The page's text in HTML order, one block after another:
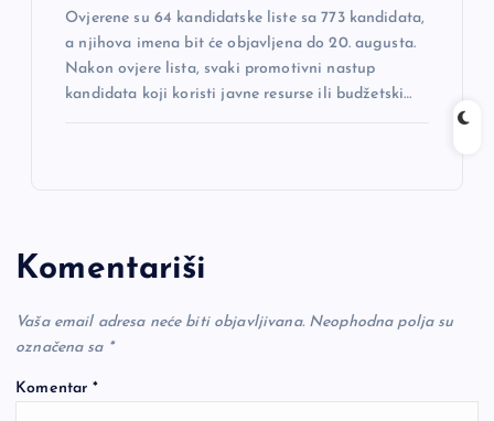
Ovjerene su 64 kandidatske liste sa 773 kandidata,
a njihova imena bit će objavljena do 20. augusta.
Nakon ovjere lista, svaki promotivni nastup
kandidata koji koristi javne resurse ili budžetski…
Komentariši
Vaša email adresa neće biti objavljivana. Neophodna polja su
označena sa *
Komentar*